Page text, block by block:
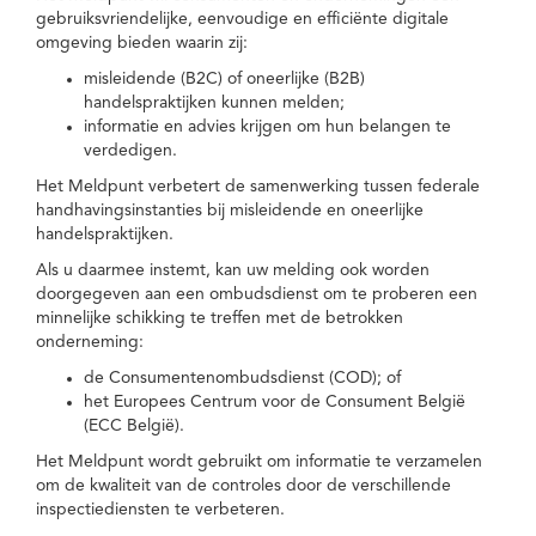
gebruiksvriendelijke, eenvoudige en efficiënte digitale
omgeving bieden waarin zij:
misleidende (B2C) of oneerlijke (B2B)
handelspraktijken kunnen melden;
informatie en advies krijgen om hun belangen te
verdedigen.
Het Meldpunt verbetert de samenwerking tussen federale
handhavingsinstanties bij misleidende en oneerlijke
handelspraktijken.
Als u daarmee instemt, kan uw melding ook worden
doorgegeven aan een ombudsdienst om te proberen een
minnelijke schikking te treffen met de betrokken
onderneming:
de Consumentenombudsdienst (COD); of
het Europees Centrum voor de Consument België
(ECC België).
Het Meldpunt wordt gebruikt om informatie te verzamelen
om de kwaliteit van de controles door de verschillende
inspectiediensten te verbeteren.